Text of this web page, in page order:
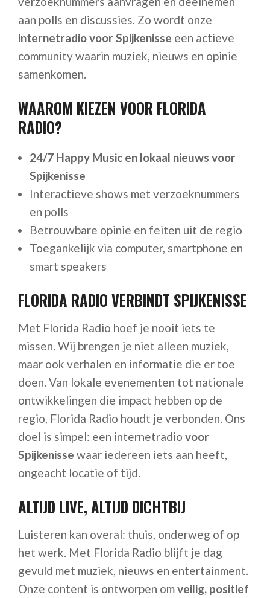
aan polls en discussies. Zo wordt onze
internetradio voor Spijkenisse een actieve
community waarin muziek, nieuws en opinie
samenkomen.
WAAROM KIEZEN VOOR FLORIDA
RADIO?
24/7 Happy Music en lokaal nieuws voor
Spijkenisse
Interactieve shows met verzoeknummers
en polls
Betrouwbare opinie en feiten uit de regio
Toegankelijk via computer, smartphone en
smart speakers
FLORIDA RADIO VERBINDT SPIJKENISSE
Met Florida Radio hoef je nooit iets te
missen. Wij brengen je niet alleen muziek,
maar ook verhalen en informatie die er toe
doen. Van lokale evenementen tot nationale
ontwikkelingen die impact hebben op de
regio, Florida Radio houdt je verbonden. Ons
doel is simpel: een internetradio voor
Spijkenisse waar iedereen iets aan heeft,
ongeacht locatie of tijd.
ALTIJD LIVE, ALTIJD DICHTBIJ
Luisteren kan overal: thuis, onderweg of op
het werk. Met Florida Radio blijft je dag
gevuld met muziek, nieuws en entertainment.
Onze content is ontworpen omveilig, positief